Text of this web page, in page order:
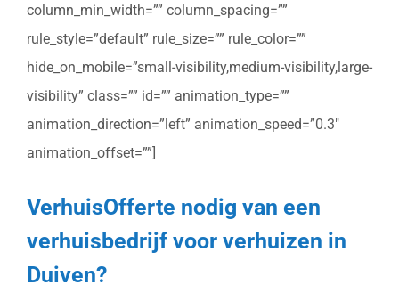
column_min_width=”” column_spacing=””
rule_style=”default” rule_size=”” rule_color=””
hide_on_mobile=”small-visibility,medium-visibility,large-
visibility” class=”” id=”” animation_type=””
animation_direction=”left” animation_speed=”0.3″
animation_offset=””]
VerhuisOfferte nodig van een
verhuisbedrijf voor verhuizen in
Duiven?